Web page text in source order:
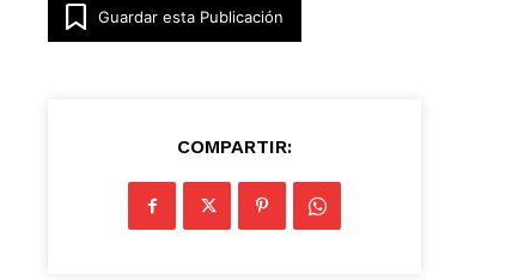
Guardar esta Publicación
COMPARTIR: